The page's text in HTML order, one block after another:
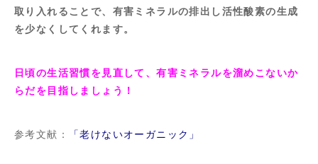
取り入れることで、有害ミネラルの排出し活性酸素の生成
を少なくしてくれます。
日頃の生活習慣を見直して、有害ミネラルを溜めこないか
らだを目指しましょう！
参考文献： 「老けないオーガニック」